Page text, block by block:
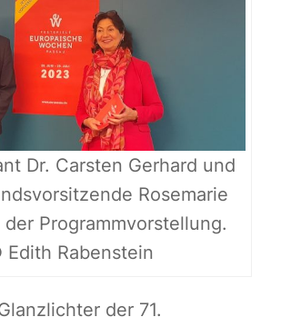
Dr. Carsten Gerhard und
Rosemarie
Programmvorstellung.
Rabenstein
der 71.